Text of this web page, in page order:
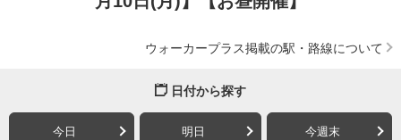
ウォーカープラス掲載の駅・路線について
日付から探す
今日 明日 今週末